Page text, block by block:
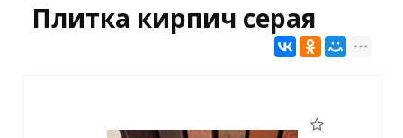
Плитка кирпич серая